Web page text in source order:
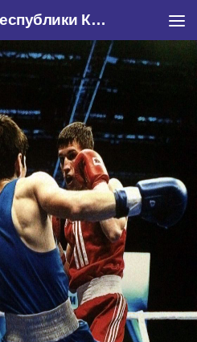
«Федерация бокса Республики Крым»